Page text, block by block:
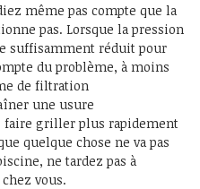
même pas compte que la
pas. Lorsque la pression
suffisamment réduit pour
du problème, à moins
de filtration
une usure
griller plus rapidement
quelque chose ne va pas
ne tardez pas à
vous.